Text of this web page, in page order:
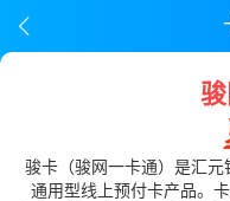
骏卡（骏网一卡通）是汇
通用型线上预付卡产品。